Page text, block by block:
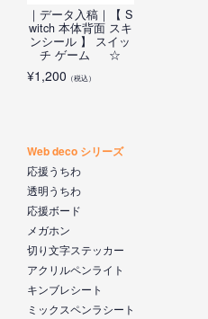
｜データ入稿｜【 S
witch 本体背面 スキ
ンシール 】 スイッ
チ ゲーム ☆
¥1,200 （税込）
Web deco シリーズ
応援うちわ
透明うちわ
応援ボード
メガホン
切り文字ステッカー
アクリルペンライト
キンブレシート
ミックスペンラシート